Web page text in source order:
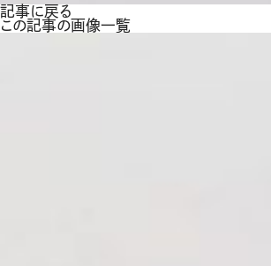
記事に戻る
この記事の画像一覧